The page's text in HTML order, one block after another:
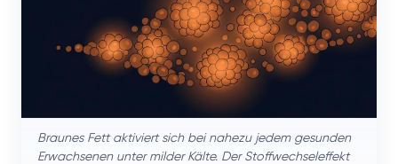
Braunes Fett aktiviert sich bei nahezu jedem gesunden
Erwachsenen unter milder Kälte. Der Stoffwechseleffekt